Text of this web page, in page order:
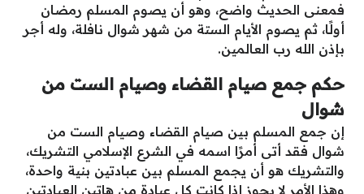
فمعنى الحديث واضح، وهو أن يصوم المسلم رمضان
أولًا، ثم يصوم الأيام الستة من شهر شوال نافلة، وله أجر
بإذن الله رب العالمين.
حكم جمع صيام القضاء وصيام الست من
شوال
إن جمع المسلم بين صيام القضاء وصيام الست من
شوال فقد أتى أمرًا اسمه في الشرع الإسلامي التشريك،
والتشريك هو أن يجمع المسلم بين عبادتين بنية واحدة،
وهذا الأمر لا يجوز إذا كانت كل عبادة من هاتين العبادتين